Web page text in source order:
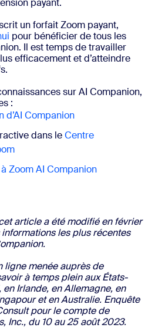
payant.
un forfait Zoom payant,
pour bénéficier de tous les
Il est temps de travailler
efficacement et d’atteindre
sur AI Companion,
:
d’AI Companion
dans leCentre
Zoom AI Companion
article a été modifié en février
les plus récentes
ligne menée auprès de
à temps plein aux États-
en Irlande, en Allemagne, en
et en Australie. Enquête
pour le compte de
Inc., du 10 au 25 août 2023.